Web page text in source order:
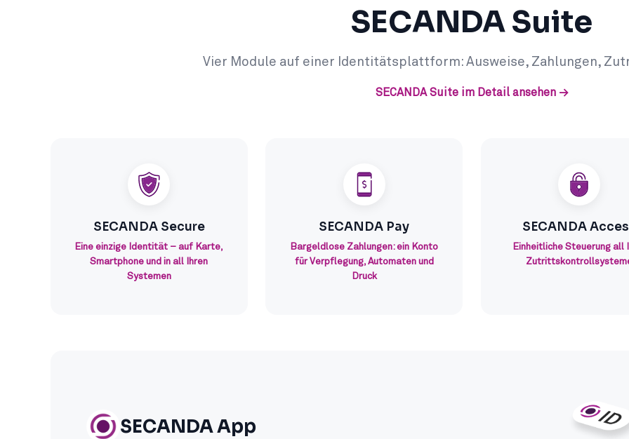
SECANDA Suite
Vier Module auf einer Identitätsplattform: Ausweise, Zahlungen,
SECANDA Suite im Detail ansehen →
SECANDA Secure
Eine einzige Identität – auf Karte,
Smartphone und in all Ihren
Systemen
SECANDA Pay
Bargeldlose Zahlungen: ein Konto
für Verpflegung, Automaten und
Druck
SECANDA
Einheitliche Steuerung all
SECANDA App